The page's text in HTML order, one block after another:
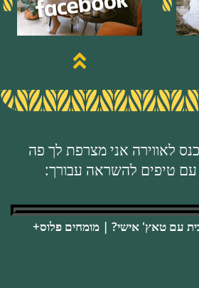
לאווירה אני מצרפת לך פה
טיפים להשראה עבורך:
עם טאץ' אישי? | מומחים פלוס+